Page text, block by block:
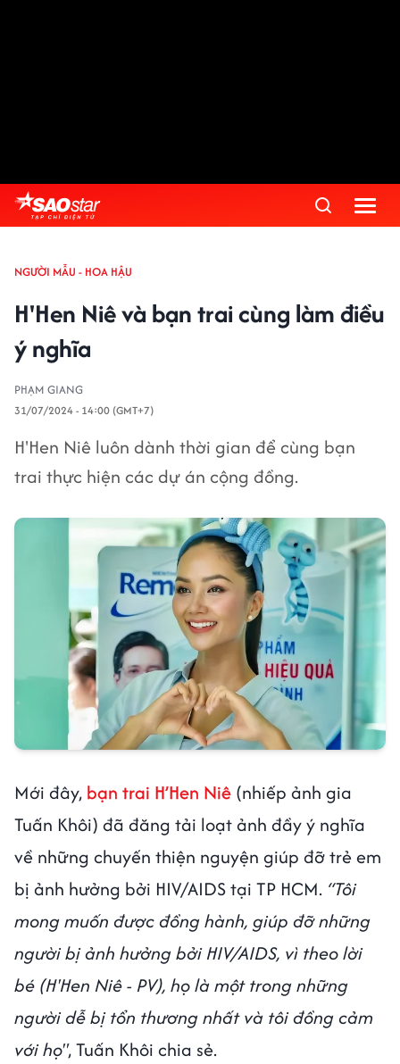
NGƯỜI MẪU - HOA HẬU
H'Hen Niê và bạn trai cùng làm điều
ý nghĩa
PHẠM GIANG
31/07/2024 - 14:00 (GMT+7)
H'Hen Niê luôn dành thời gian để cùng bạn
trai thực hiện các dự án cộng đồng.
Mới đây, bạn trai H’Hen Niê (nhiếp ảnh gia
Tuấn Khôi) đã đăng tải loạt ảnh đầy ý nghĩa
về những chuyến thiện nguyện giúp đỡ trẻ em
bị ảnh hưởng bởi HIV/AIDS tại TP HCM. “Tôi
mong muốn được đồng hành, giúp đỡ những
người bị ảnh hưởng bởi HIV/AIDS, vì theo lời
bé (H'Hen Niê - PV), họ là một trong những
người dễ bị tổn thương nhất và tôi đồng cảm
với họ", Tuấn Khôi chia sẻ.